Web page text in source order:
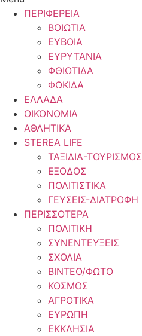
ΠΕΡΙΦΕΡΕΙΑ
ΒΟΙΩΤΙΑ
ΕΥΒΟΙΑ
ΕΥΡΥΤΑΝΙΑ
ΦΘΙΩΤΙΔΑ
ΦΩΚΙΔΑ
ΕΛΛΑΔΑ
ΟΙΚΟΝΟΜΙΑ
ΑΘΛΗΤΙΚΑ
STEREA LIFE
ΤΑΞΙΔΙΑ-ΤΟΥΡΙΣΜΟΣ
ΕΞΟΔΟΣ
ΠΟΛΙΤΙΣΤΙΚΑ
ΓΕΥΣΕΙΣ-ΔΙΑΤΡΟΦΗ
ΠΕΡΙΣΣΟΤΕΡΑ
ΠΟΛΙΤΙΚΗ
ΣΥΝΕΝΤΕΥΞΕΙΣ
ΣΧΟΛΙΑ
ΒΙΝΤΕΟ/ΦΩΤΟ
ΚΟΣΜΟΣ
ΑΓΡΟΤΙΚΑ
ΕΥΡΩΠΗ
ΕΚΚΛΗΣΙΑ